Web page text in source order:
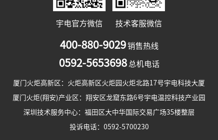
宇电官方微信 技术客服微信
400-880-9029 销售热线
0592-5653698 总机电话
厦门火炬高新区：火炬高新区火炬园火炬北路17号宇电科技大厦
厦门火炬(翔安)产业区：翔安区龙窟东路6号宇电温控科技产业园
深圳技术服务中心：福田区大中华国际交易广场35楼整层
投诉电话：0592-5700230